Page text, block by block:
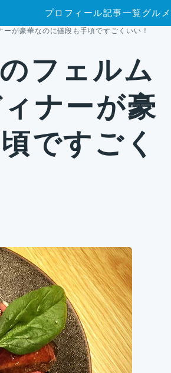
プロフィール記事一覧グルメ
が豪華なのに値段も手頃ですごくいい！
フェルム
ナーが豪
ですごく